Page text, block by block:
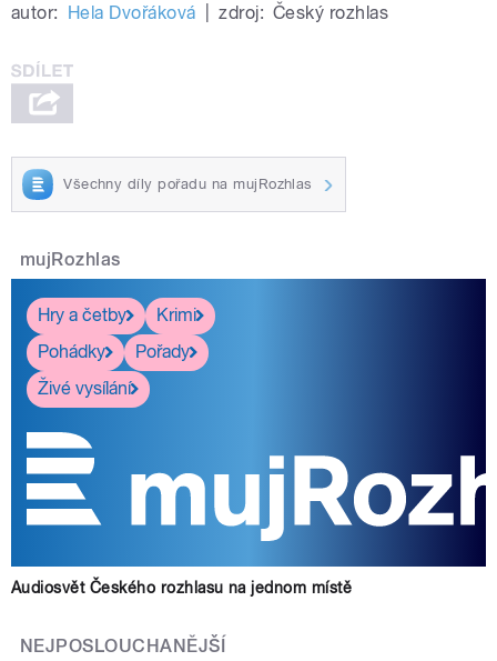
autor: Hela Dvořáková zdroj: Český rozhlas
Všechny díly pořadu na mujRozhlas
mujRozhlas
Hry a četby
Krimi
Pohádky
Pořady
Živé vysílání
Audiosvět Českého rozhlasu na jednom místě
NEJPOSLOUCHANĚJŠÍ